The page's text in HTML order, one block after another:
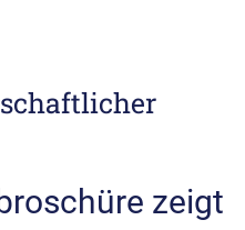
zeigt